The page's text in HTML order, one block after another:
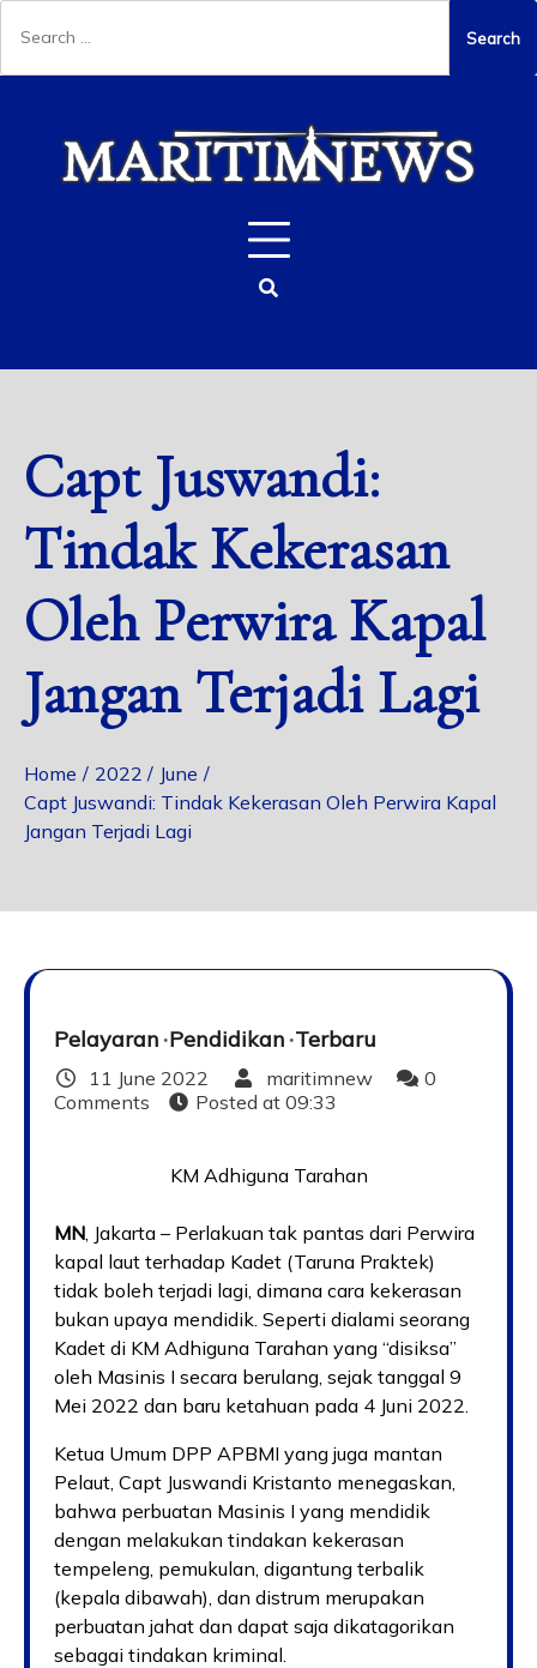
Capt Juswandi:
Tindak Kekerasan
Oleh Perwira Kapal
Jangan Terjadi Lagi
Home 2022
June
Capt Juswandi: Tindak Kekerasan Oleh Perwira Kapal
Jangan Terjadi Lagi
Pelayaran Pendidikan Terbaru
11 June 2022 maritimnew
0
Comments
Posted at 09:33
KM Adhiguna Tarahan
MN , Jakarta – Perlakuan tak pantas dari Perwira
kapal laut terhadap Kadet (Taruna Praktek)
tidak boleh terjadi lagi, dimana cara kekerasan
bukan upaya mendidik. Seperti dialami seorang
Kadet di KM Adhiguna Tarahan yang “disiksa”
oleh Masinis I secara berulang, sejak tanggal 9
Mei 2022 dan baru ketahuan pada 4 Juni 2022.
Ketua Umum DPP APBMI yang juga mantan
Pelaut, Capt Juswandi Kristanto menegaskan,
bahwa perbuatan Masinis I yang mendidik
dengan melakukan tindakan kekerasan
tempeleng, pemukulan, digantung terbalik
(kepala dibawah), dan distrum merupakan
perbuatan jahat dan dapat saja dikatagorikan
sebagai tindakan kriminal.